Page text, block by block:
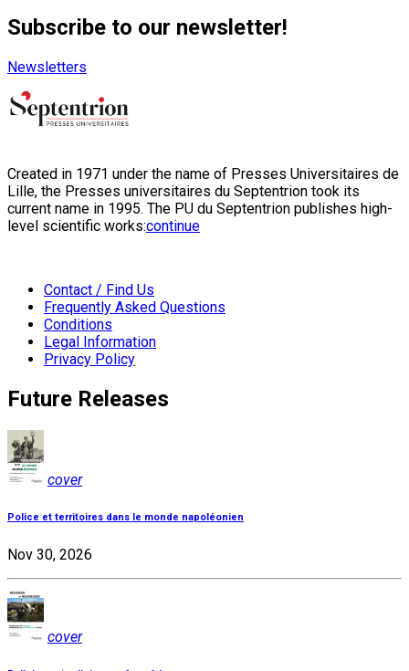
Subscribe to our newsletter!
Newsletters
Created in 1971 under the name of Presses Universitaires de
Lille, the Presses universitaires du Septentrion took its
current name in 1995. The PU du Septentrion publishes high-
level scientific works:continue
Contact / Find Us
Frequently Asked Questions
Conditions
Legal Information
Privacy Policy
Future Releases
cover
Police et territoires dans le monde napoléonien
Nov 30, 2026
cover